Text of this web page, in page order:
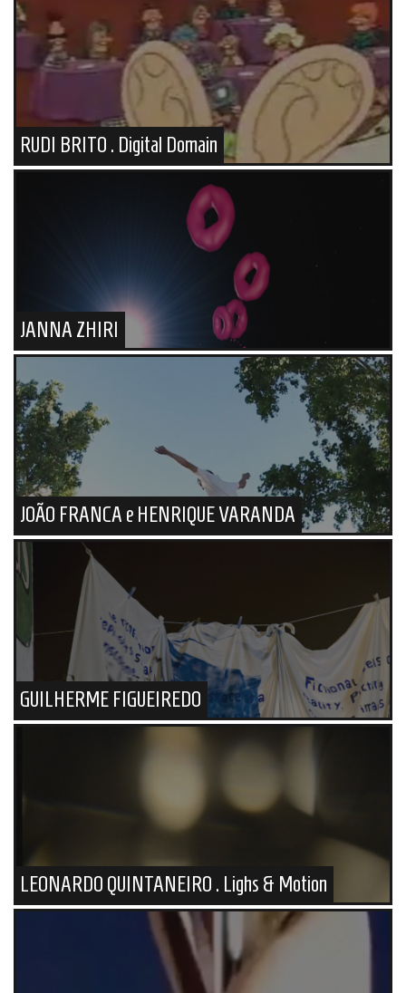
RUDI BRITO . Digital Domain
JANNA ZHIRI
JOÃO FRANCA e HENRIQUE VARANDA
GUILHERME FIGUEIREDO
LEONARDO QUINTANEIRO . Lighs & Motion